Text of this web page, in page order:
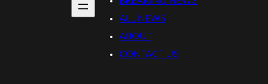
ALL NEWS
ABOUT
CONTACT US